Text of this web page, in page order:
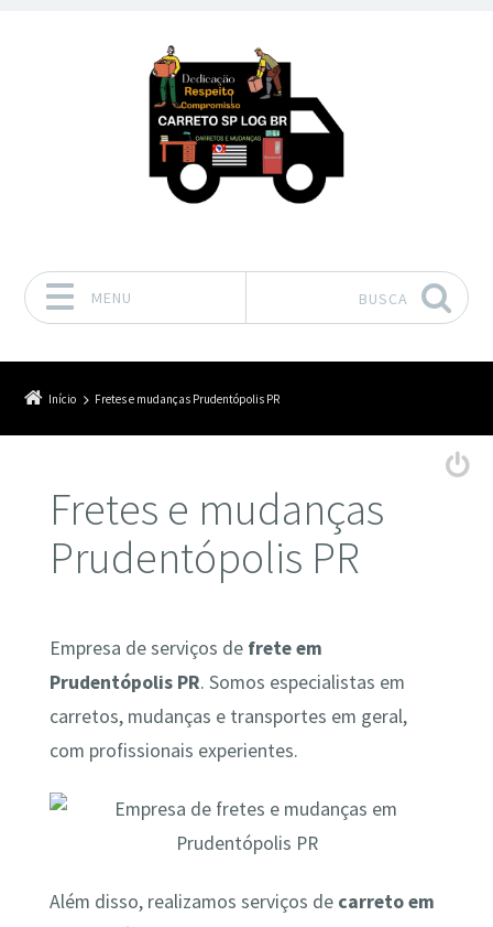
MENU BUSCA
Início Fretes e mudanças Prudentópolis PR
Fretes e mudanças
Prudentópolis PR
Empresa de serviços de frete em
Prudentópolis PR. Somos especialistas em
carretos, mudanças e transportes em geral,
com profissionais experientes.
Além disso, realizamos serviços de carreto em